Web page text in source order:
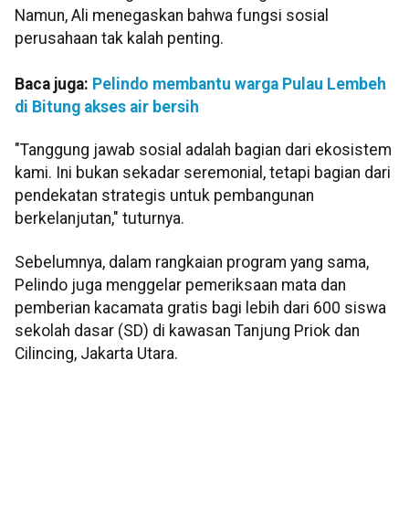
Namun, Ali menegaskan bahwa fungsi sosial
perusahaan tak kalah penting.
Baca juga: Pelindo membantu warga Pulau Lembeh
di Bitung akses air bersih
"Tanggung jawab sosial adalah bagian dari ekosistem
kami. Ini bukan sekadar seremonial, tetapi bagian dari
pendekatan strategis untuk pembangunan
berkelanjutan," tuturnya.
Sebelumnya, dalam rangkaian program yang sama,
Pelindo juga menggelar pemeriksaan mata dan
pemberian kacamata gratis bagi lebih dari 600 siswa
sekolah dasar (SD) di kawasan Tanjung Priok dan
Cilincing, Jakarta Utara.